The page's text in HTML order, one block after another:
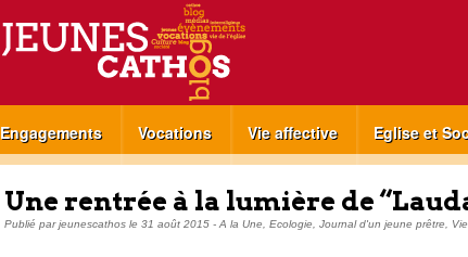
Engagements Vocations Vie affective Eglise et
Une rentrée à la lumière de
Publié parjeunescathos le 31 août 2015 - A la Une Ecologie Journal d'un jeune prêtre